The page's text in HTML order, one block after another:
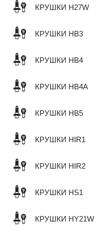
КРУШКИ H27W
КРУШКИ HB3
КРУШКИ HB4
КРУШКИ HB4A
КРУШКИ HB5
КРУШКИ HIR1
КРУШКИ HIR2
КРУШКИ HS1
КРУШКИ HY21W